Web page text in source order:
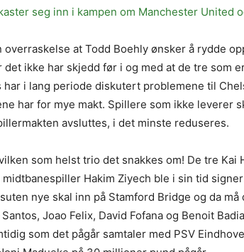
seg inn i kampen om Manchester United
overraskelse at Todd Boehly ønsker å rydde
det ikke har skjedd før i og med at de tre som
har i lang periode diskutert problemene til
har for mye makt. Spillere som ikke leverer
avsluttes, i det minste reduseres.
som helst trio det snakkes om! De tre Kai
midtbanespiller Hakim Ziyech ble i sin tid
nye skal inn på Stamford Bridge og da
Joao Felix, David Fofana og Benoit
som det pågår samtaler med PSV